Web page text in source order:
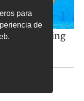
para
de